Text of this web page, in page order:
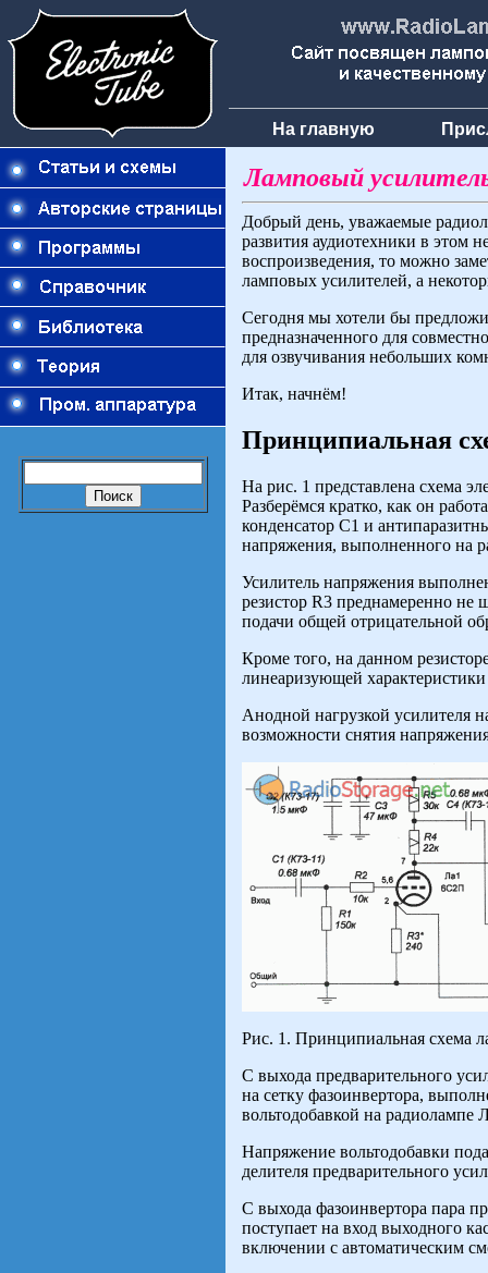
На главную
Ламповый
Добрый день, уважаемые
развития аудиотехники в этом
воспроизведения, то можно
ламповых усилителей, а
Сегодня мы хотели бы
предназначенного для
для озвучивания небольших
Итак, начнём!
Принципиальная
На рис. 1 представлена схема
Разберёмся кратко, как он
конденсатор С1 и
напряжения, выполненного на
Усилитель напряжения
резистор R3 преднамеренно не
подачи общей отрицательной
Кроме того, на данном
линеаризующей характеристики
Анодной нагрузкой усилителя
возможности снятия
Рис. 1. Принципиальная схема
С выхода предварительного
на сетку фазоинвертора,
вольтодобавкой на радиолампе
Напряжение вольтодобавки
делителя предварительного
С выхода фазоинвертора пара
поступает на вход выходного
включении с автоматическим